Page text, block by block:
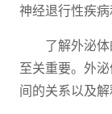
神经退行性疾病
了解外泌
至关重要。外
间的关系以及解